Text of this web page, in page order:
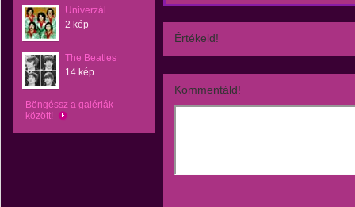
Univerzál
2 kép
The Beatles
14 kép
Böngéssz a galériák
között!
Értékeld!
Kommentáld!